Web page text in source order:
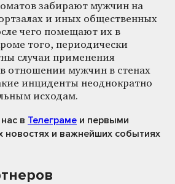
забирают мужчин на
и иных общественных
чего помещают их в
того, периодически
случаи применения
отношении мужчин в стенах
инциденты неоднократно
исходам.
в Телеграме и первыми
новостях и важнейших событиях